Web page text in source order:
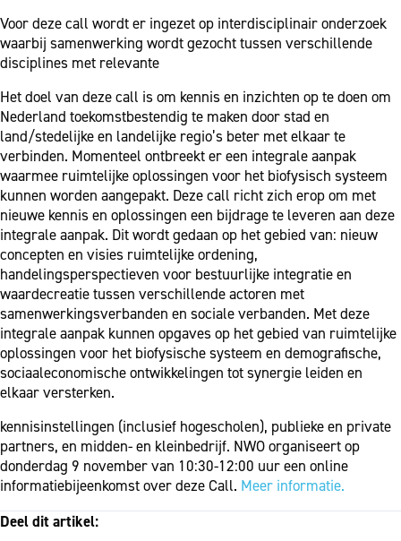
Voor deze call wordt er ingezet op interdisciplinair onderzoek
waarbij samenwerking wordt gezocht tussen verschillende
disciplines met relevante
Het doel van deze call is om kennis en inzichten op te doen om
Nederland toekomstbestendig te maken door stad en
land/stedelijke en landelijke regio’s beter met elkaar te
verbinden. Momenteel ontbreekt er een integrale aanpak
waarmee ruimtelijke oplossingen voor het biofysisch systeem
kunnen worden aangepakt. Deze call richt zich erop om met
nieuwe kennis en oplossingen een bijdrage te leveren aan deze
integrale aanpak. Dit wordt gedaan op het gebied van: nieuw
concepten en visies ruimtelijke ordening,
handelingsperspectieven voor bestuurlijke integratie en
waardecreatie tussen verschillende actoren met
samenwerkingsverbanden en sociale verbanden. Met deze
integrale aanpak kunnen opgaves op het gebied van ruimtelijke
oplossingen voor het biofysische systeem en demografische,
sociaaleconomische ontwikkelingen tot synergie leiden en
elkaar versterken.
kennisinstellingen (inclusief hogescholen), publieke en private
partners, en midden- en kleinbedrijf. NWO organiseert op
donderdag 9 november van 10:30-12:00 uur een online
informatiebijeenkomst over deze Call. Meer informatie.
Deel dit artikel: